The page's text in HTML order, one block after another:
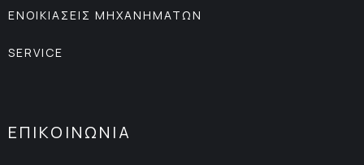
ΕΝΟΙΚΙΑΣΕΙΣ ΜΗΧΑΝΗΜΑΤΩΝ
SERVICE
ΕΠΙΚΟΙΝΩΝΙΑ